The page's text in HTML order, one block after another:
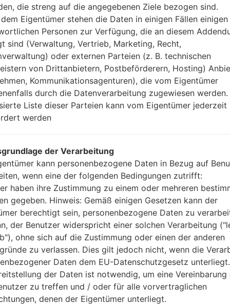
LG Others
2007
18 millimeter (0.70Zoll)
96 x 50 millimeter (3.77 x 1.96
95 gramm (3.35 unzen)
-
Ausrüstung
-
-
-
GSM 850/900/1800/1900 MHz
HSDPA 850/1900 MHz
-
-
GPRS/EDGE
Anzeige
-
TFT
176 x 220 Pixel
262K Farben
Batterie und Tastatur
entfernbar Li-Ion battery
Ja
die streng auf die angegebenen Ziele bezogen sind.
Eigentümer stehen die Daten in einigen Fällen einigen
Personen zur Verfügung, die an diesem
sind (Verwaltung, Vertrieb, Marketing, Recht,
oder externen Parteien (z. B. technischen
von Drittanbietern, Postbeförderern, Hosting)
Kommunikationsagenturen), die vom Eigentümer
durch die Datenverarbeitung zugewiesen werden.
Liste dieser Parteien kann vom Eigentümer jederzeit
werden
der Verarbeitung
kann personenbezogene Daten in Bezug auf
wenn eine der folgenden Bedingungen zutrifft:
haben ihre Zustimmung zu einem oder mehreren
gegeben. Hinweis: Gemäß einigen Gesetzen kann der
berechtigt sein, personenbezogene Daten zu
der Benutzer widerspricht einer solchen Verarbeitung
ohne sich auf die Zustimmung oder einen der anderen
zu verlassen. Dies gilt jedoch nicht, wenn die
Daten dem EU-Datenschutzgesetz unterliegt.
der Daten ist notwendig, um eine Vereinbarung
zu treffen und / oder für alle vorvertraglichen
denen der Eigentümer unterliegt.